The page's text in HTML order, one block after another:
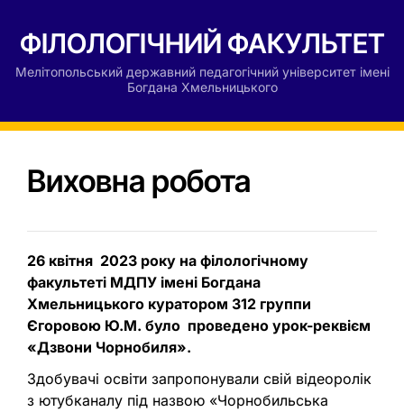
ФІЛОЛОГІЧНИЙ ФАКУЛЬТЕТ
Мелітопольський державний педагогічний університет імені
Богдана Хмельницького
Виховна робота
26 квітня 2023 року на філологічному
факультеті МДПУ імені Богдана
Хмельницького куратором 312 группи
Єгоровою Ю.М. було проведено урок-реквієм
«Дзвони Чорнобиля».
Здобувачі освіти запропонували свій відеоролік
з ютубканалу під назвою «Чорнобильська